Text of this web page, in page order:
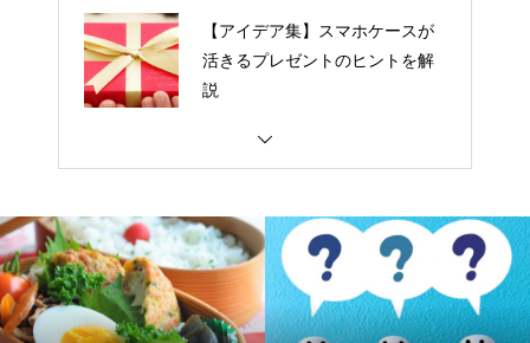
【アイデア集】スマホケースが
活きるプレゼントのヒントを解
説
アクリルスタンド制作初心者必
ペットチャームを売りたい人は
要チェック！|商品写真の撮影ガ
イド